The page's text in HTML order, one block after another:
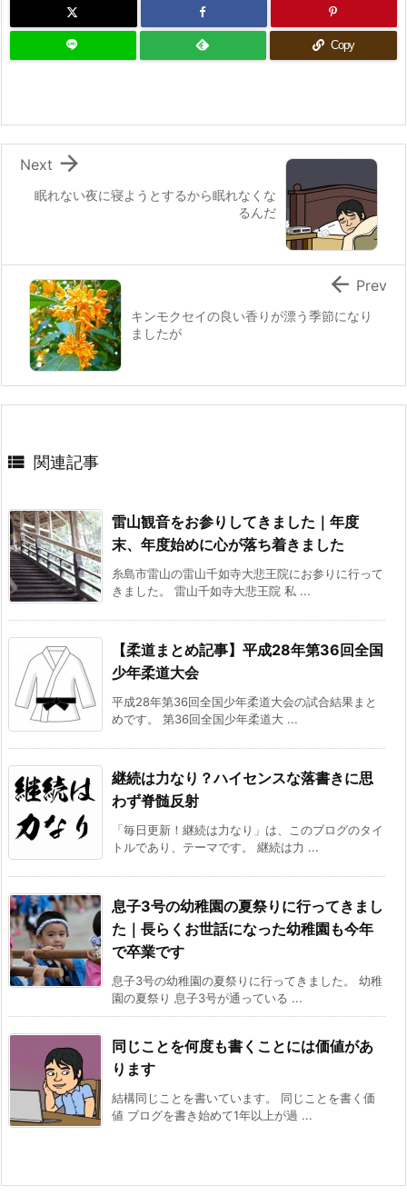
Copy
眠れない夜に寝ようとするから眠れなくな
るんだ

Next
キンモクセイの良い香りが漂う季節になり
ましたが
 Prev
 関連記事
雷山観音をお参りしてきました｜年度
末、年度始めに心が落ち着きました
糸島市雷山の雷山千如寺大悲王院にお参りに行って
きました。 雷山千如寺大悲王院 私 ...
【柔道まとめ記事】平成28年第36回全国
少年柔道大会
平成28年第36回全国少年柔道大会の試合結果まと
めです。 第36回全国少年柔道大 ...
継続は力なり？ハイセンスな落書きに思
わず脊髄反射
「毎日更新！継続は力なり」は、このブログのタイ
トルであり、テーマです。 継続は力 ...
息子3号の幼稚園の夏祭りに行ってきまし
た｜長らくお世話になった幼稚園も今年
で卒業です
息子3号の幼稚園の夏祭りに行ってきました。 幼稚
園の夏祭り 息子3号が通っている ...
同じことを何度も書くことには価値があ
ります
結構同じことを書いています。 同じことを書く価
値 ブログを書き始めて1年以上が過 ...